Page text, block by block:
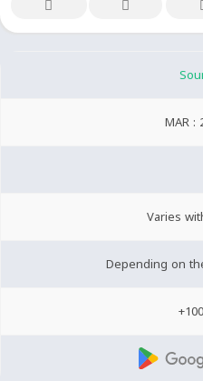
MAR :
Varies
Depending on